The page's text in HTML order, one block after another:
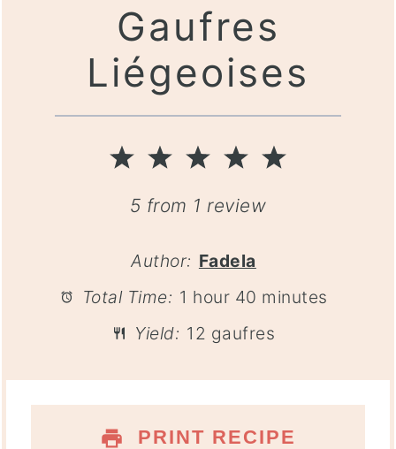
Gaufres
Liégeoises
5
4
Stars
3
Stars
2
Stars
1
Star
5 from 1 review
Author: Fadela
Total Time: 1 hour 40 minutes
Yield: 12 gaufres
PRINT RECIPE